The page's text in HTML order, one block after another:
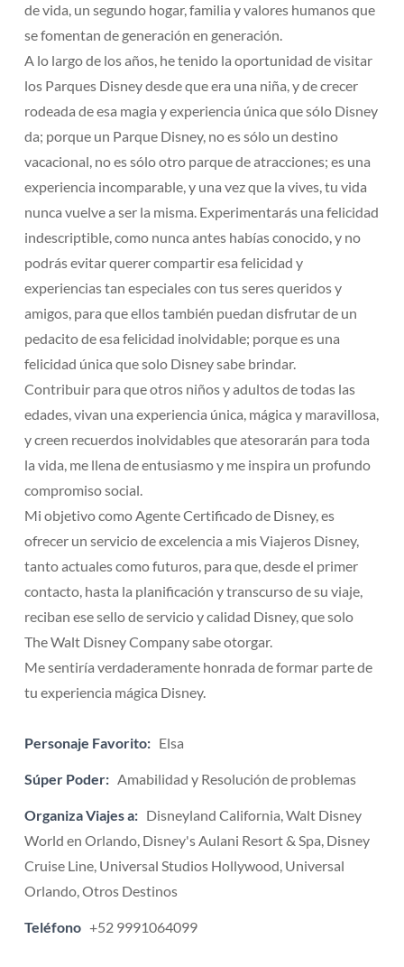
de vida, un segundo hogar, familia y valores humanos que
se fomentan de generación en generación.
A lo largo de los años, he tenido la oportunidad de visitar
los Parques Disney desde que era una niña, y de crecer
rodeada de esa magia y experiencia única que sólo Disney
da; porque un Parque Disney, no es sólo un destino
vacacional, no es sólo otro parque de atracciones; es una
experiencia incomparable, y una vez que la vives, tu vida
nunca vuelve a ser la misma. Experimentarás una felicidad
indescriptible, como nunca antes habías conocido, y no
podrás evitar querer compartir esa felicidad y
experiencias tan especiales con tus seres queridos y
amigos, para que ellos también puedan disfrutar de un
pedacito de esa felicidad inolvidable; porque es una
felicidad única que solo Disney sabe brindar.
Contribuir para que otros niños y adultos de todas las
edades, vivan una experiencia única, mágica y maravillosa,
y creen recuerdos inolvidables que atesorarán para toda
la vida, me llena de entusiasmo y me inspira un profundo
compromiso social.
Mi objetivo como Agente Certificado de Disney, es
ofrecer un servicio de excelencia a mis Viajeros Disney,
tanto actuales como futuros, para que, desde el primer
contacto, hasta la planificación y transcurso de su viaje,
reciban ese sello de servicio y calidad Disney, que solo
The Walt Disney Company sabe otorgar.
Me sentiría verdaderamente honrada de formar parte de
tu experiencia mágica Disney.
Personaje Favorito: Elsa
Súper Poder: Amabilidad y Resolución de problemas
Organiza Viajes a: Disneyland California, Walt Disney
World en Orlando, Disney's Aulani Resort & Spa, Disney
Cruise Line, Universal Studios Hollywood, Universal
Orlando, Otros Destinos
Teléfono +52 9991064099